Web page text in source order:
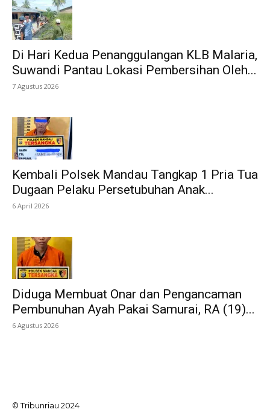
Di Hari Kedua Penanggulangan KLB Malaria,
Suwandi Pantau Lokasi Pembersihan Oleh...
7 Agustus 2026
Kembali Polsek Mandau Tangkap 1 Pria Tua
Dugaan Pelaku Persetubuhan Anak...
6 April 2026
Diduga Membuat Onar dan Pengancaman
Pembunuhan Ayah Pakai Samurai, RA (19)...
6 Agustus 2026
© Tribunriau 2024